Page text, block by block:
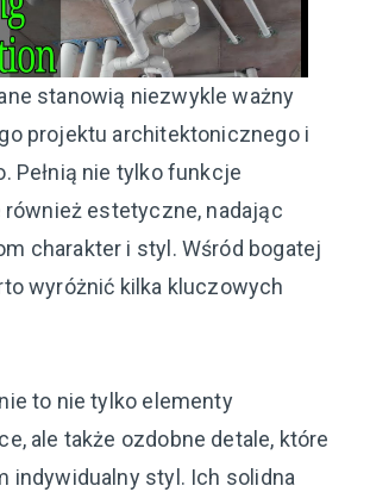
stanowią niezwykle ważny
projektu architektonicznego i
Pełnią nie tylko funkcje
również estetyczne, nadając
charakter i styl. Wśród bogatej
wyróżnić kilka kluczowych
to nie tylko elementy
ale także ozdobne detale, które
indywidualny styl. Ich solidna